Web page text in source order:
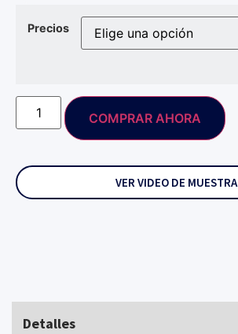
Precios
COMPRAR AHORA
VER VIDEO DE MUESTRA
Detalles